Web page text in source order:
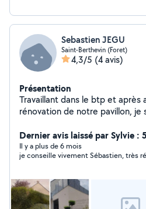
Sebastien JEGU
Saint-Berthevin (Foret)
4,3/5 (4 avis)
Présentation
Travaillant dans le btp et après
rénovation de notre pavillon, je
Dernier avis laissé par Sylvie :
Il y a plus de 6 mois
je conseille vivement